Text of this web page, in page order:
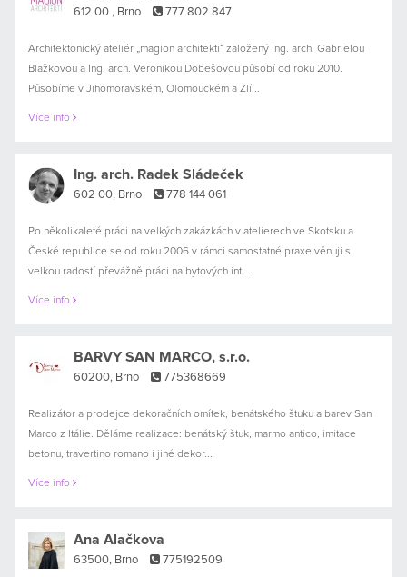
612 00 , Brno 777 802 847
Architektonický ateliér „magion architekti“ založený Ing. arch. Gabrielou
Blažkovou a Ing. arch. Veronikou Dobešovou působí od roku 2010.
Působíme v Jihomoravském, Olomouckém a Zlí...
Více info
Ing. arch. Radek Sládeček
602 00, Brno 778 144 061
Po několikaleté práci na velkých zakázkách v atelierech ve Skotsku a
České republice se od roku 2006 v rámci samostatné praxe věnuji s
velkou radostí převážně práci na bytových int...
Více info
BARVY SAN MARCO, s.r.o.
60200, Brno 775368669
Realizátor a prodejce dekoračních omítek, benátského štuku a barev San
Marco z Itálie. Děláme realizace: benátský štuk, marmo antico, imitace
betonu, travertino romano i jiné dekor...
Více info
Ana Alačkova
63500, Brno 775192509